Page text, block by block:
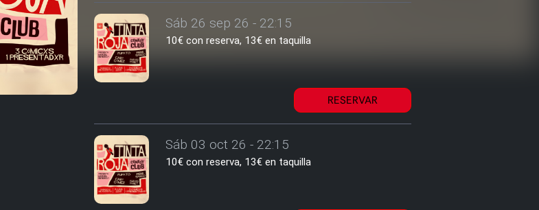
Sáb 26 sep 26 - 22:15
10€ con reserva, 13€ en taquilla
RESERVAR
Sáb 03 oct 26 - 22:15
10€ con reserva, 13€ en taquilla